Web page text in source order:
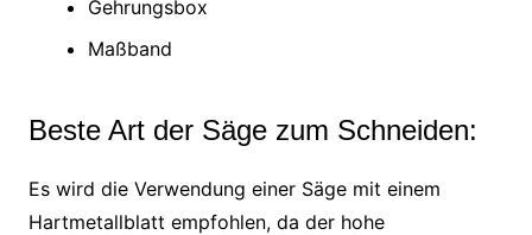
Gehrungsbox
Maßband
Beste Art der Säge zum Schneiden:
Es wird die Verwendung einer Säge mit einem
Hartmetallblatt empfohlen, da der hohe